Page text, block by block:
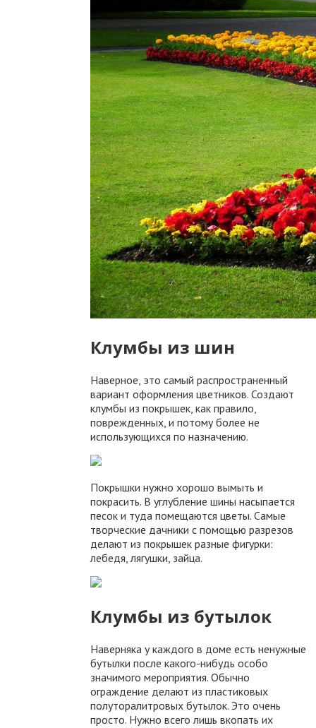
Клумбы из шин
Наверное, это самый распространенный
вариант оформления цветников. Создают
клумбы из покрышек, как правило,
поврежденных, и потому более не
использующихся по назначению.
Покрышки нужно хорошо вымыть и
покрасить. В углубление шины насыпается
песок и туда помещаются цветы. Самые
творческие дачники с помощью разрезов
делают из покрышек разные фигурки:
лебедя, лягушки, зайца.
Клумбы из бутылок
Наверняка у каждого в доме есть ненужные
бутылки после какого-нибудь особо
значимого мероприятия. Обычно
ограждение делают из пластиковых
полуторалитровых бутылок. Это очень
просто. Нужно всего лишь вкопать их